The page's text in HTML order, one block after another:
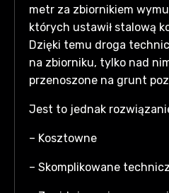
metr za zbiornikiem
których ustawił stalową
Dzięki temu droga
na zbiorniku, tylko nad
przenoszone na grunt
Jest to jednak
– Kosztowne
– Skomplikowane